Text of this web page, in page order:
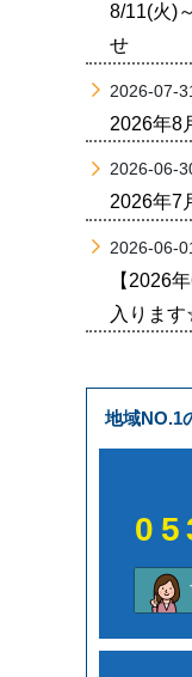
8/11(火)
せ
2026-07-
2026年8
2026-06-
2026年7
2026-06-
【2026
入りま
地域NO.1